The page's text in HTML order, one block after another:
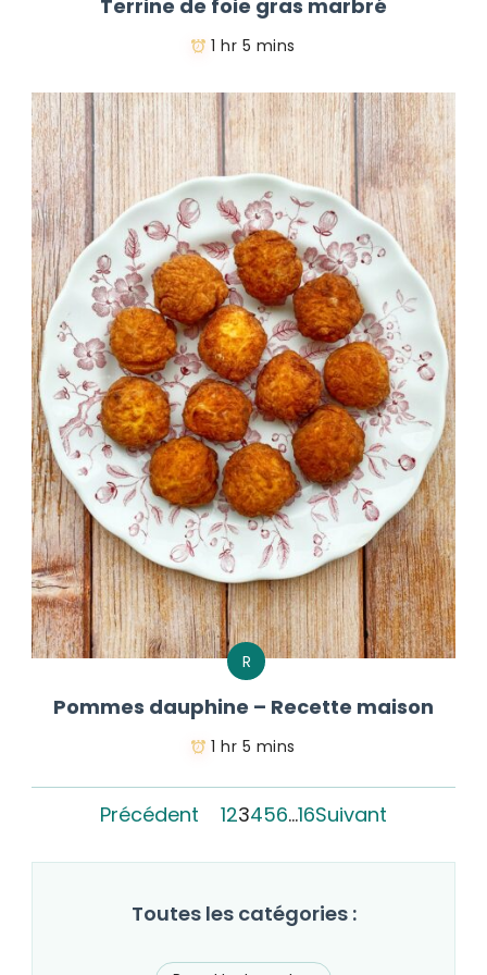
Terrine de foie gras marbré
1 hr 5 mins
R
Pommes dauphine – Recette maison
1 hr 5 mins
Précédent 123456…16Suivant
Toutes les catégories :